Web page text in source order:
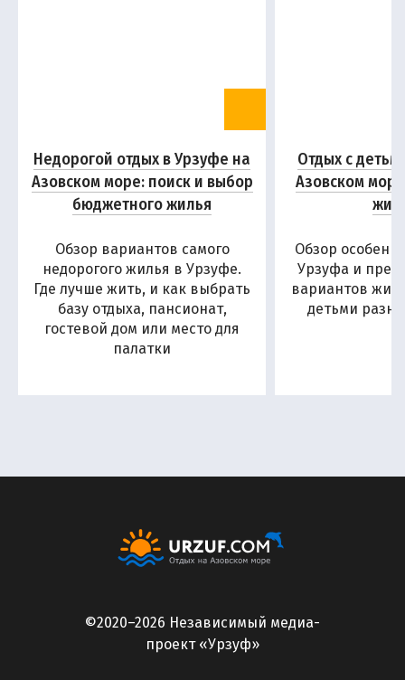
Недорогой отдых в Урзуфе на
Азовском море: поиск и выбор
бюджетного жилья
Обзор вариантов самого
недорогого жилья в Урзуфе.
Где лучше жить, и как выбрать
базу отдыха, пансионат,
гостевой дом или место для
палатки
Отдых с
Азовском
Обзор
Урзуфа и
вариантов
детьми
©2020–2026 Независимый медиа-
проект «Урзуф»